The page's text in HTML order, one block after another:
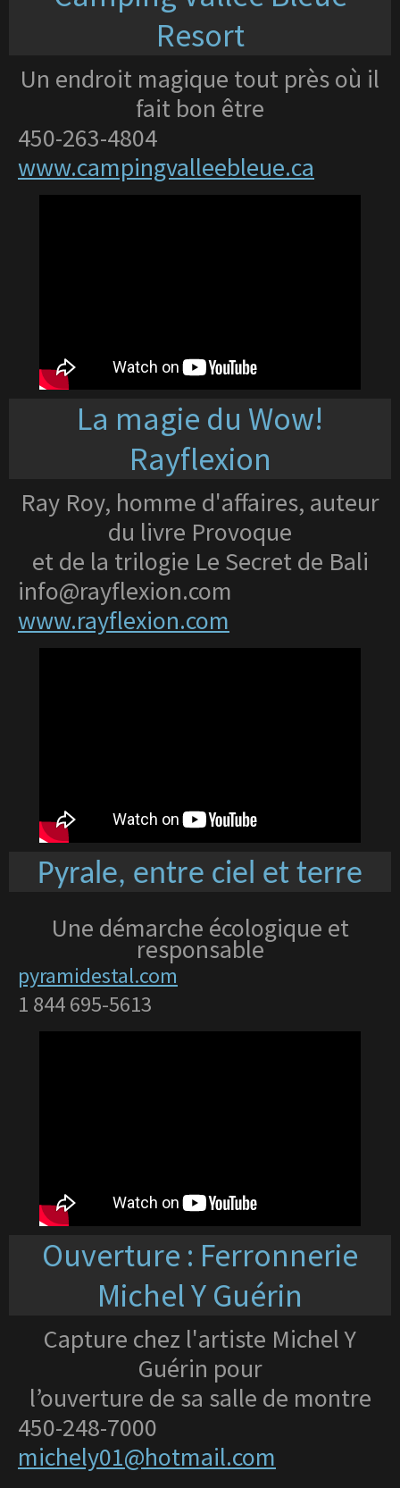
Resort
Un endroit magique tout près où il
fait bon être
450-263-4804
www.campingvalleebleue.ca
La magie du Wow!
Rayflexion
Ray Roy, homme d'affaires, auteur
du livre Provoque
et de la trilogie Le Secret de Bali
info@rayflexion.com
www.rayflexion.com
Pyrale, entre ciel et terre
Une démarche écologique et
responsable
pyramidestal.com
1 844 695-5613
Ouverture : Ferronnerie
Michel Y Guérin
Capture chez l'artiste Michel Y
Guérin pour
l’ouverture de sa salle de montre
450-248-7000
michely01@hotmail.com